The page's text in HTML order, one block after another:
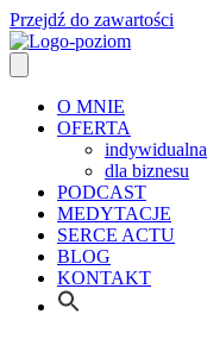
Przejdź do zawartości
O MNIE
OFERTA
indywidualna
dla biznesu
PODCAST
MEDYTACJE
SERCE ACTU
BLOG
KONTAKT